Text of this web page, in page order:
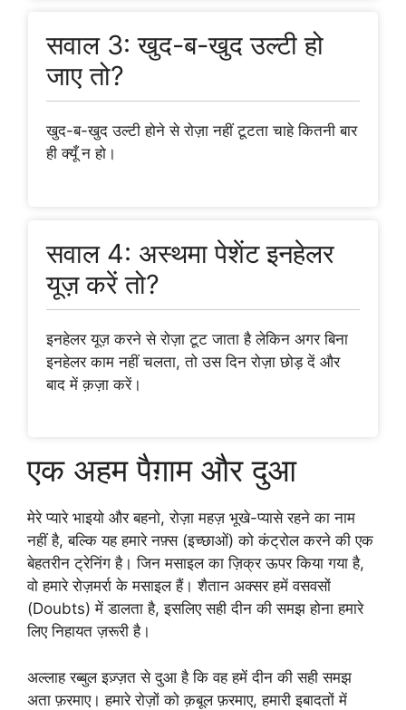
सवाल 3: खुद-ब-खुद उल्टी हो
जाए तो?
खुद-ब-खुद उल्टी होने से रोज़ा नहीं टूटता चाहे कितनी बार
ही क्यूँ न हो।
सवाल 4: अस्थमा पेशेंट इनहेलर
यूज़ करें तो?
इनहेलर यूज़ करने से रोज़ा टूट जाता है लेकिन अगर बिना
इनहेलर काम नहीं चलता, तो उस दिन रोज़ा छोड़ दें और
बाद में क़ज़ा करें।
एक अहम पैग़ाम और दुआ
मेरे प्यारे भाइयो और बहनो, रोज़ा महज़ भूखे-प्यासे रहने का नाम
नहीं है, बल्कि यह हमारे नफ़्स (इच्छाओं) को कंट्रोल करने की एक
बेहतरीन ट्रेनिंग है। जिन मसाइल का ज़िक्र ऊपर किया गया है,
वो हमारे रोज़मर्रा के मसाइल हैं। शैतान अक्सर हमें वसवसों
(Doubts) में डालता है, इसलिए सही दीन की समझ होना हमारे
लिए निहायत ज़रूरी है।
अल्लाह रब्बुल इज़्ज़त से दुआ है कि वह हमें दीन की सही समझ
अता फ़रमाए। हमारे रोज़ों को क़बूल फ़रमाए, हमारी इबादतों में